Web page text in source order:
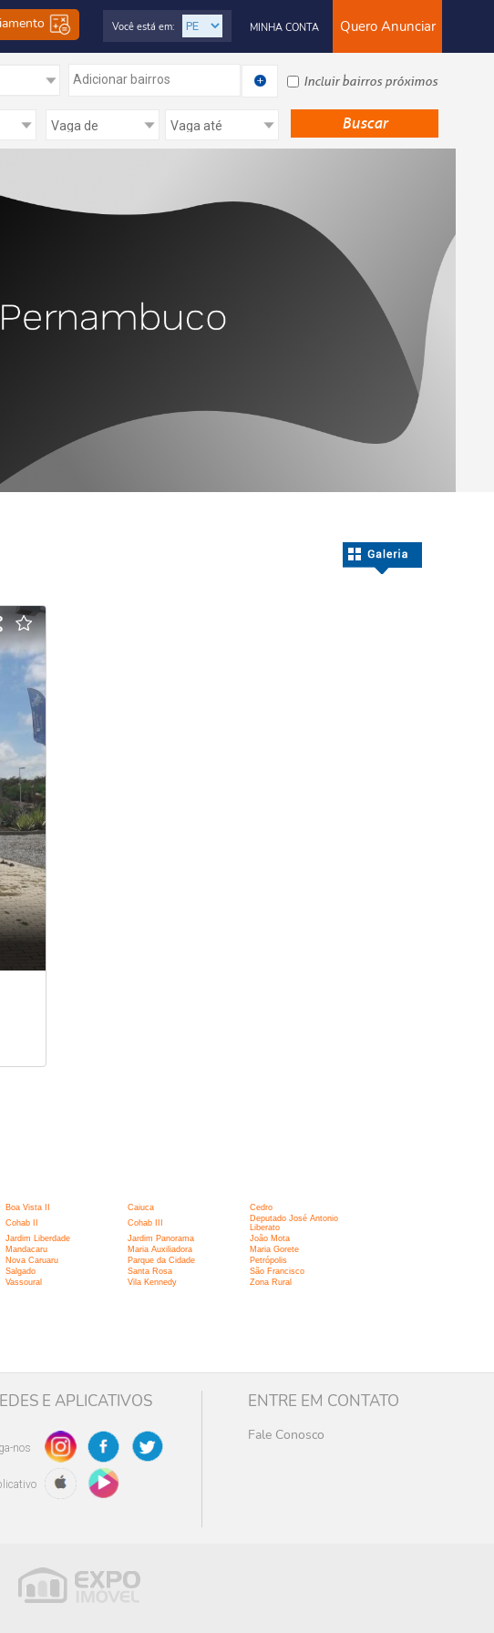
Quero Anunciar
MINHA CONTA
Você está em:
Adicionar bairros Incluir bairros próximos
Boa Vista II Caiuca
Cedro
Cohab II Cohab III
Deputado José Antonio
Liberato
Jardim Liberdade Jardim Panorama
João Mota
Mandacaru Maria Auxiliadora
Maria Gorete
Nova Caruaru Parque da Cidade
Petrópolis
Salgado Santa Rosa
São Francisco
Vassoural Vila Kennedy Zona Rural
E APLICATIVOS
nos
ENTRE EM CONTATO
Fale Conosco